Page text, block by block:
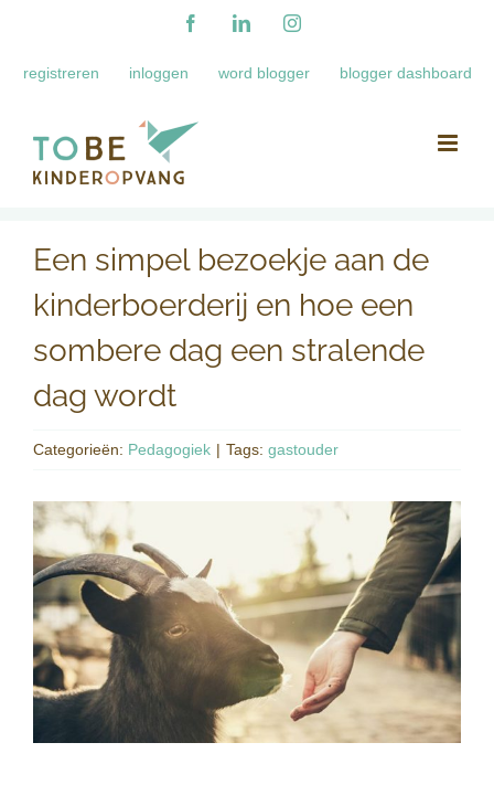
inhoud
FacebookLinkedInInstagram
registreren inloggen word blogger blogger dashboard
Een simpel bezoekje aan de
kinderboerderij en hoe een
sombere dag een stralende
dag wordt
Categorieën: Pedagogiek | Tags: gastouder